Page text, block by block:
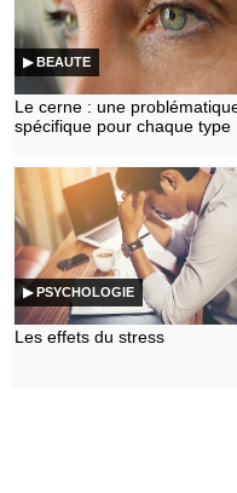
▶ BEAUTE
Le cerne : une
spécifique pour chaque type
▶ PSYCHOLOGIE
Les effets du stress